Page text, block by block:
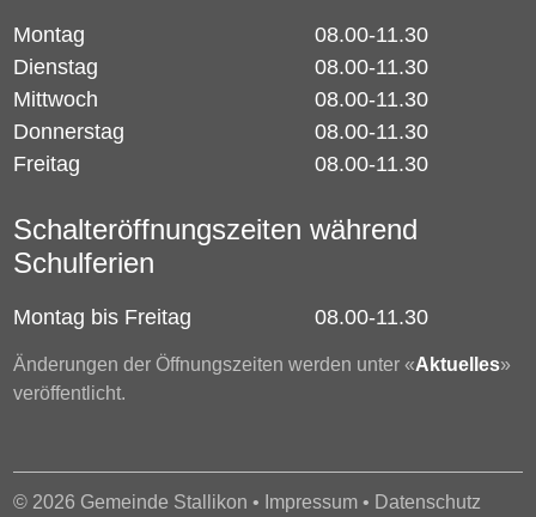
Montag
08.00-11.30
Dienstag
08.00-11.30
Mittwoch
08.00-11.30
Donnerstag
08.00-11.30
Freitag
08.00-11.30
Schalteröffnungszeiten während
Schulferien
Montag bis Freitag 08.00-11.30
Änderungen der Öffnungszeiten werden unter «Aktuelles»
veröffentlicht.
© 2026 Gemeinde Stallikon • Impressum • Datenschutz